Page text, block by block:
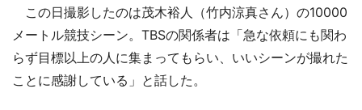
この日撮影したのは茂木裕人（竹内涼真さん）の10000
メートル競技シーン。TBSの関係者は「急な依頼にも関わ
らず目標以上の人に集まってもらい、いいシーンが撮れた
ことに感謝している」と話した。